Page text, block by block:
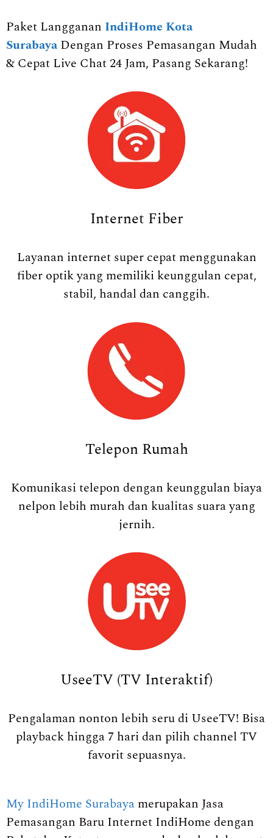
Paket Langganan IndiHome Kota
Surabaya Dengan Proses Pemasangan Mudah
& Cepat Live Chat 24 Jam, Pasang Sekarang!
Internet Fiber
Layanan internet super cepat menggunakan
fiber optik yang memiliki keunggulan cepat,
stabil, handal dan canggih.
Telepon Rumah
Komunikasi telepon dengan keunggulan biaya
nelpon lebih murah dan kualitas suara yang
jernih.
UseeTV (TV Interaktif)
Pengalaman nonton lebih seru di UseeTV! Bisa
playback hingga 7 hari dan pilih channel TV
favorit sepuasnya.
My IndiHome Surabaya merupakan Jasa
Pemasangan Baru Internet IndiHome dengan